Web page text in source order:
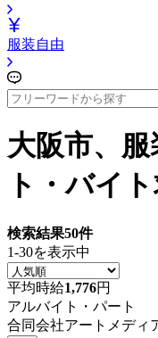
服装自由
大阪市、服
ト・バイ
検索結果50件
1-30を表示中
平均時給1,776円
アルバイト・パート
合同会社アートメディ